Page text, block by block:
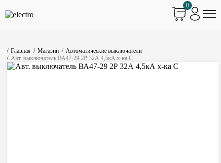
0
Главная Магазин
Автоматические выключатели
Авт. выключатель ВА47-29 2Р 32А 4,5кА х-ка С